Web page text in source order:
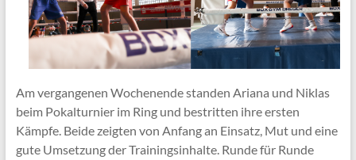
Am vergangenen Wochenende standen Ariana und Niklas
beim Pokalturnier im Ring und bestritten ihre ersten
Kämpfe. Beide zeigten von Anfang an Einsatz, Mut und eine
gute Umsetzung der Trainingsinhalte. Runde für Runde